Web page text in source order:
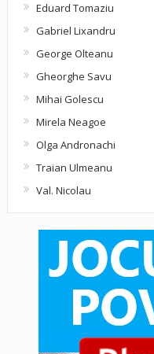
Eduard Tomaziu
Gabriel Lixandru
George Olteanu
Gheorghe Savu
Mihai Golescu
Mirela Neagoe
Olga Andronachi
Traian Ulmeanu
Val. Nicolau